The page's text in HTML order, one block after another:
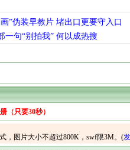
”伪装早教片 堵出口更要守入口
一句“别拍我” 何以成热搜
（只要30秒）